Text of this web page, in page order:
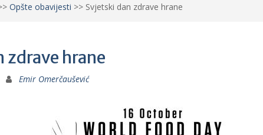
Opšte obavijesti >> Svjetski dan zdrave hrane
zdrave hrane
Emir Omerčaušević